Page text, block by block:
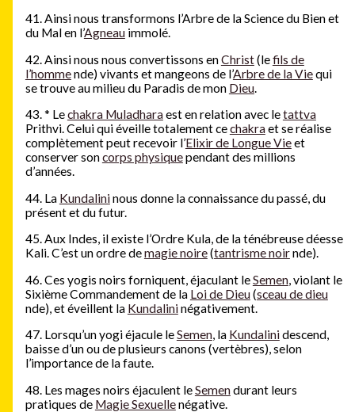
41. Ainsi nous transformons l’Arbre de la Science du Bien et
du Mal en l’Agneauimmolé.
42. Ainsi nous nous convertissons enChrist(lefils de
l’hommende) vivants et mangeons de l’Arbre de la Viequi
se trouve au milieu du Paradis de mon Dieu.
43.* Lechakra Muladharaest en relation avec letattva
Prithvi. Celui qui éveille totalement cechakraet se réalise
complètement peut recevoir l’Elixir de Longue Vieet
conserver soncorps physiquependant des millions
d’années.
44. La Kundalininous donne la connaissance du passé, du
présent et du futur.
45. Aux Indes, il existe l’Ordre Kula, de la ténébreuse déesse
Kali. C’est un ordre demagie noire(tantrisme noirnde).
46. Ces yogis noirs forniquent, éjaculant leSemen, violant le
Sixième Commandement de la Loi de Dieu(sceau de dieu
nde), et éveillent la Kundalininégativement.
47. Lorsqu’un yogi éjacule leSemen, la Kundalinidescend,
baisse d’un ou de plusieurs canons (vertèbres), selon
l’importance de la faute.
48. Les mages noirs éjaculent leSemendurant leurs
pratiques de Magie Sexuellenégative.